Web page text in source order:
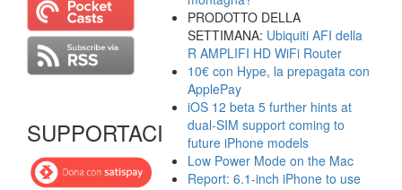
SUPPORTACI
PRODOTTO DELLA
SETTIMANA: Ubiquiti AFI della
R AMPLIFI HD WiFi Router
10€ con Hype, la prepagata con
ApplePay
iOS 12 beta 5 further hints at
dual-SIM support coming to
future iPhone models
Low Power Mode on the Mac
Report: 6.1-inch iPhone to use